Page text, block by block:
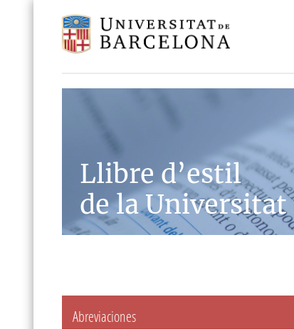
Llibre d’estil
de la Universitat
Abreviaciones